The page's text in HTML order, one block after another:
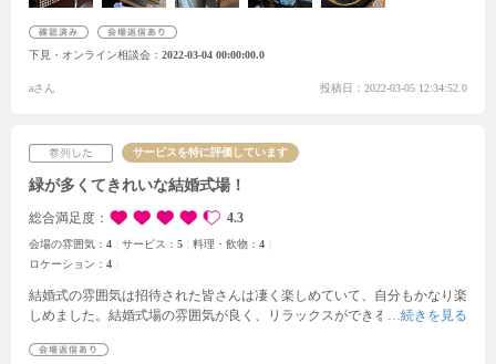
下見・オンライン相談会 2022-03-04 00:00:00.0
aさん 投稿日：2022-03-05 12:34:52.0
サービスを特に評価しています
緑が多くてきれいな結婚式場！
総合満足度 4.3
会場の雰囲気： 4 サービス： 5 料理・飲物： 4
ロケーション： 4
結婚式の雰囲気は招待された皆さんは凄く楽しめていて、自分もかなり楽
しめました。結婚式場の雰囲気が良く、リラックスができるような感じ
かったです。